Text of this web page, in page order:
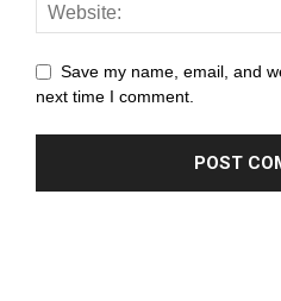
Save my name, email, and
next time I comment.